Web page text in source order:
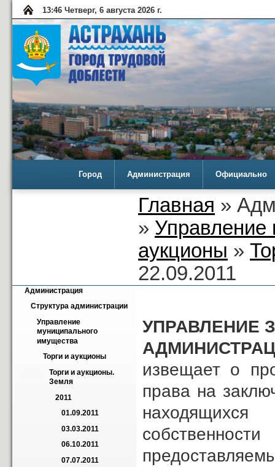
13:46 Четверг, 6 августа 2026 г.
Город Администрация Официально
Главная »
» Управление
аукционы »
22.09.2011
Администрация
Структура администрации
Управление
муниципального
имущества
Торги и аукционы
Торги и аукционы.
Земля
2011
01.09.2011
03.03.2011
06.10.2011
07.07.2011
УПРАВЛЕНИЕ
извещает о
права на
находящихся